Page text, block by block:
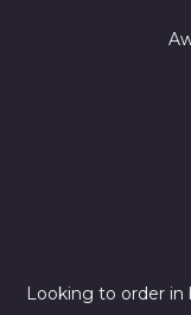
Looking to order